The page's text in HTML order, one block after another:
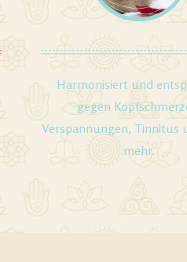
Harmonisiert und
gegen
Verspannungen, Tinnitus
mehr.